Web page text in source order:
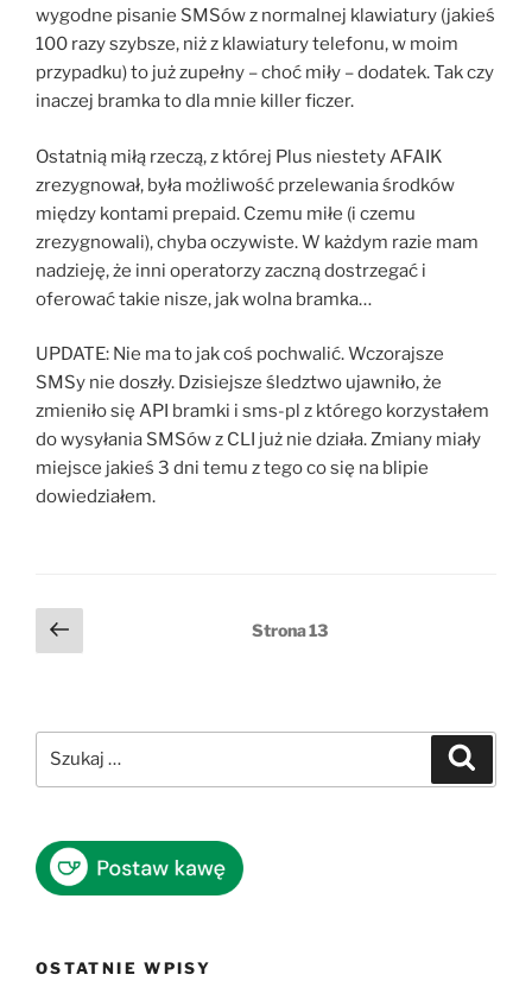
wygodne pisanie SMSów z normalnej klawiatury (jakieś
100 razy szybsze, niż z klawiatury telefonu, w moim
przypadku) to już zupełny – choć miły – dodatek. Tak czy
inaczej bramka to dla mnie killer ficzer.
Ostatnią miłą rzeczą, z której Plus niestety AFAIK
zrezygnował, była możliwość przelewania środków
między kontami prepaid. Czemu miłe (i czemu
zrezygnowali), chyba oczywiste. W każdym razie mam
nadzieję, że inni operatorzy zaczną dostrzegać i
oferować takie nisze, jak wolna bramka…
UPDATE: Nie ma to jak coś pochwalić. Wczorajsze
SMSy nie doszły. Dzisiejsze śledztwo ujawniło, że
zmieniło się API bramki i sms-pl z którego korzystałem
do wysyłania SMSów z CLI już nie działa. Zmiany miały
miejsce jakieś 3 dni temu z tego co się na blipie
dowiedziałem.
Stronicowanie
wpisów
Poprzednia
strona
Strona13
OSTATNIE WPISY